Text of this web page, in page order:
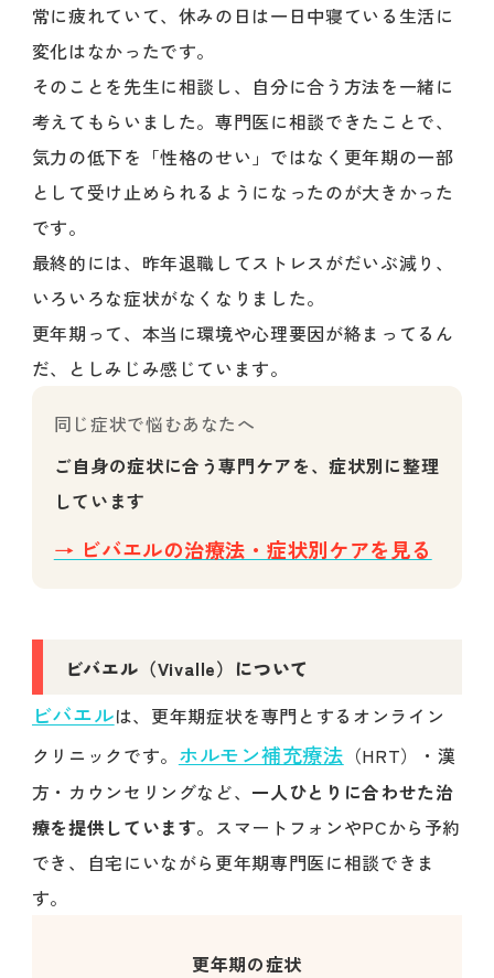
常に疲れていて、休みの日は一日中寝ている生活に
変化はなかったです。
そのことを先生に相談し、自分に合う方法を一緒に
考えてもらいました。専門医に相談できたことで、
気力の低下を「性格のせい」ではなく更年期の一部
として受け止められるようになったのが大きかった
です。
最終的には、昨年退職してストレスがだいぶ減り、
いろいろな症状がなくなりました。
更年期って、本当に環境や心理要因が絡まってるん
だ、としみじみ感じています。
同じ症状で悩むあなたへ
ご自身の症状に合う専門ケアを、症状別に整理
しています
→ ビバエルの治療法・症状別ケアを見る
ビバエル（Vivalle）について
ビバエルは、更年期症状を専門とするオンライン
クリニックです。 ホルモン補充療法 （HRT）・漢
方・カウンセリングなど、 一人ひとりに合わせた治
療を提供しています。 スマートフォンやPCから予約
でき、自宅にいながら更年期専門医に相談できま
す。
更年期の症状